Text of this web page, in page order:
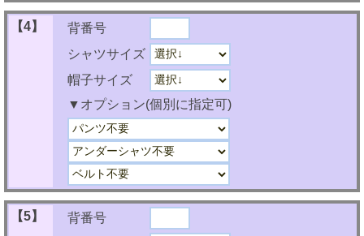
【4】
背番号
シャツサイズ
帽子サイズ
▼オプション(個別に指定可)
【5】
背番号